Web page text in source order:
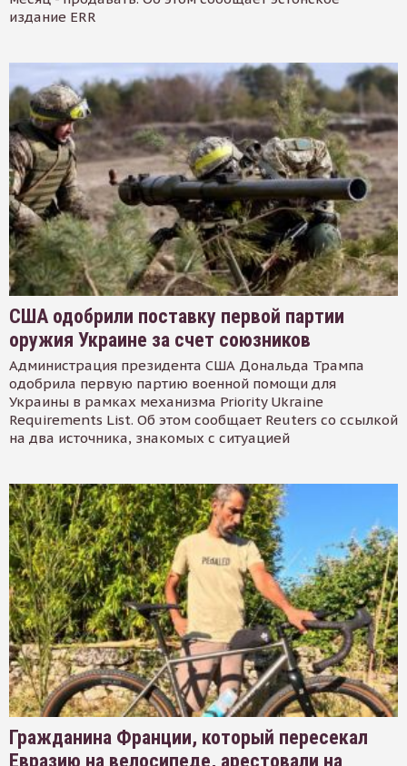
издание ERR
США одобрили поставку первой партии
оружия Украине за счет союзников
Администрация президента США Дональда Трампа
одобрила первую партию военной помощи для
Украины в рамках механизма Priority Ukraine
Requirements List. Об этом сообщает Reuters со ссылкой
на два источника, знакомых с ситуацией
Гражданина Франции, который пересекал
Евразию на велосипеде, арестовали на